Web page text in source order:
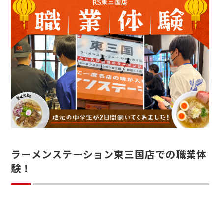
RECRUIT 採用情報
ラーメンステーション東三国店での職業体
験！